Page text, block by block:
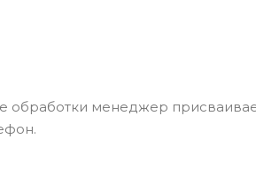
обработки менеджер